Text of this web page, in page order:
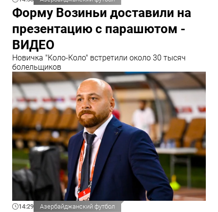
Форму Возиньи доставили на
презентацию с парашютом -
ВИДЕО
Новичка "Коло-Коло" встретили около 30 тысяч
болельщиков
14:29 Азербайджанский футбол